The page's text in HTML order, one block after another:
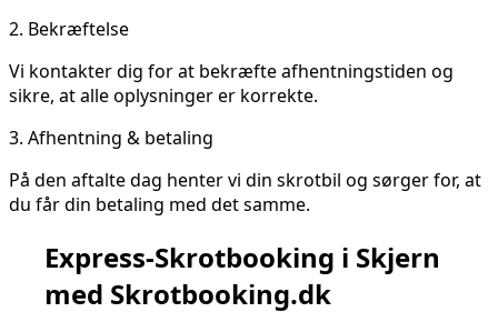
2. Bekræftelse
Vi kontakter dig for at bekræfte afhentningstiden og
sikre, at alle oplysninger er korrekte.
3. Afhentning & betaling
På den aftalte dag henter vi din skrotbil og sørger for, at
du får din betaling med det samme.
Express-Skrotbooking i Skjern
med Skrotbooking.dk